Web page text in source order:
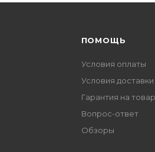
ПОМОЩЬ
Условия оплаты
Условия доставки
Гарантия на товар
Вопрос-ответ
Обзоры